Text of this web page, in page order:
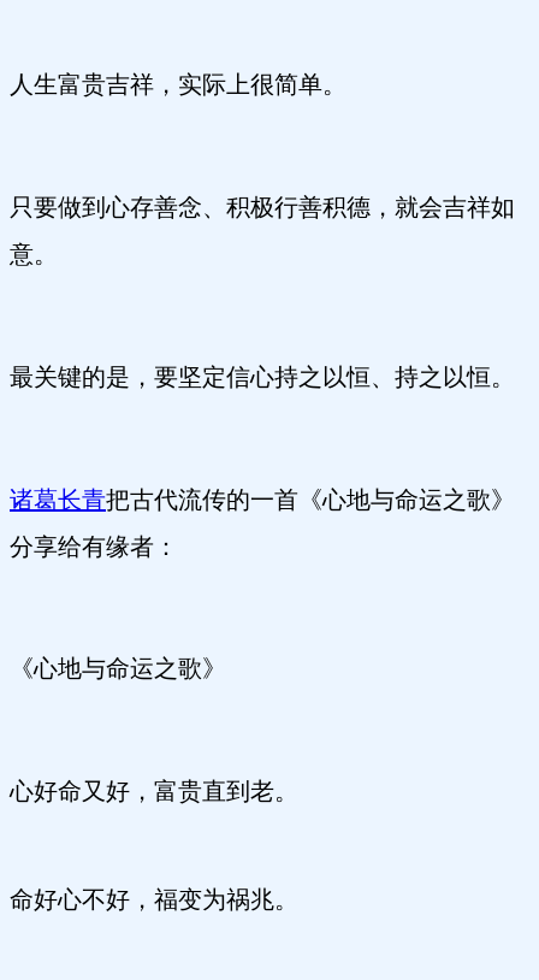
人生富贵吉祥，实际上很简单。
只要做到心存善念、积极行善积德，就会吉祥如
意。
最关键的是，要坚定信心持之以恒、持之以恒。
诸葛长青把古代流传的一首《心地与命运之歌》
分享给有缘者：
《心地与命运之歌》
心好命又好，富贵直到老。
命好心不好，福变为祸兆。